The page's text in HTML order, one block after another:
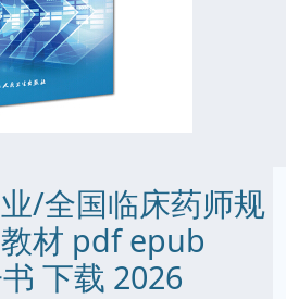
/全国临床药师规
材 pdf epub
下载 2026